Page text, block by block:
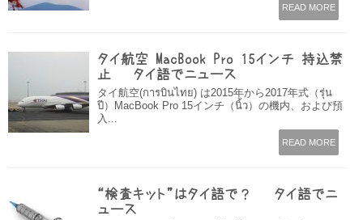
READ MORE
タイ航空 MacBook Pro 15インチ 持込禁
止 – タイ語でニュース
タイ航空(การบินไทย) は2015年から2017年式（รุ่น
ปี）MacBook Pro 15インチ（นิ้ว）の機内、および預
入...
READ MORE
“検査キット”はタイ語で？ – タイ語でニ
ュース